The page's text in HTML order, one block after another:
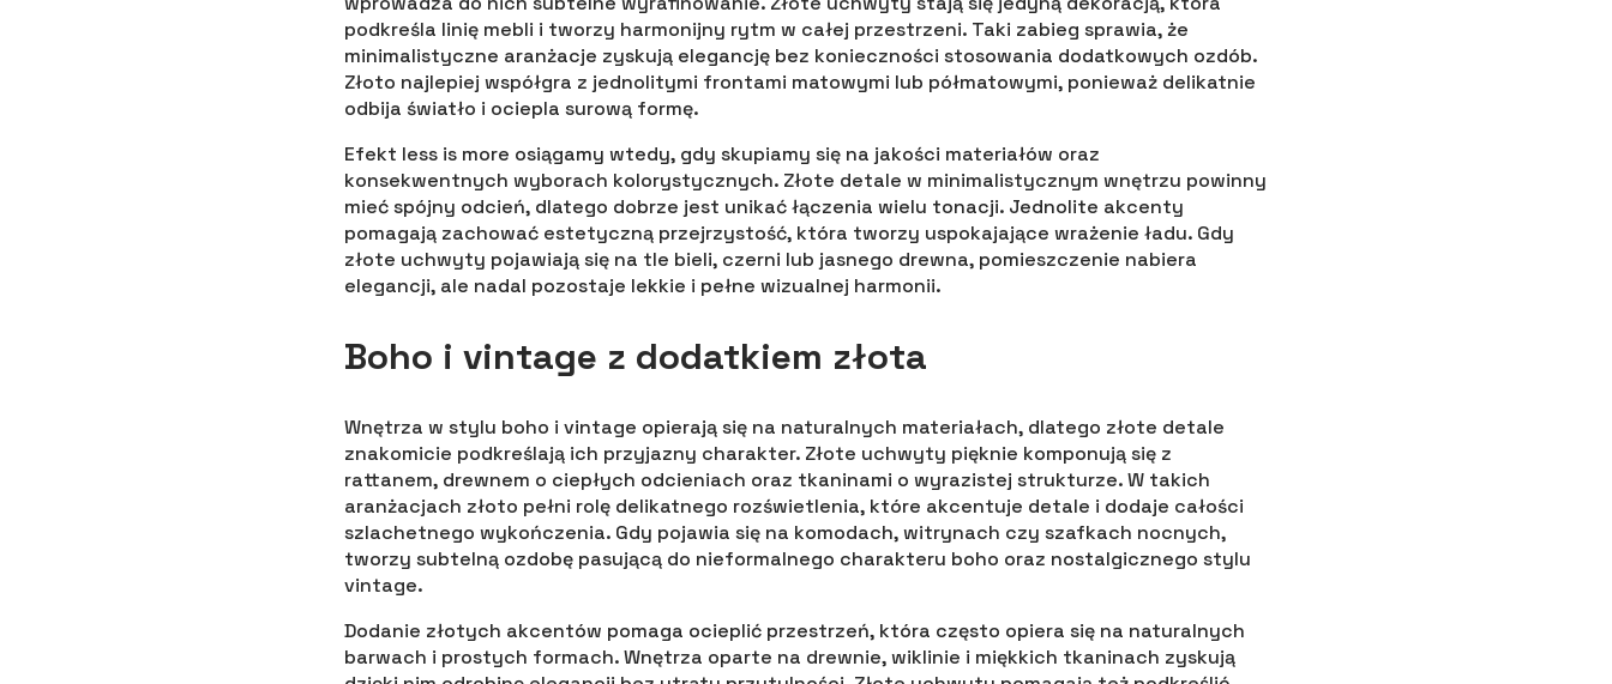
podkreśla linię mebli i tworzy harmonijny rytm w całej przestrzeni. Taki zabieg sprawia, że
minimalistyczne aranżacje zyskują elegancję bez konieczności stosowania dodatkowych ozdób.
Złoto najlepiej współgra z jednolitymi frontami matowymi lub półmatowymi, ponieważ delikatnie
odbija światło i ociepla surową formę.
Efekt less is more osiągamy wtedy, gdy skupiamy się na jakości materiałów oraz
konsekwentnych wyborach kolorystycznych. Złote detale w minimalistycznym wnętrzu powinny
mieć spójny odcień, dlatego dobrze jest unikać łączenia wielu tonacji. Jednolite akcenty
pomagają zachować estetyczną przejrzystość, która tworzy uspokajające wrażenie ładu. Gdy
złote uchwyty pojawiają się na tle bieli, czerni lub jasnego drewna, pomieszczenie nabiera
elegancji, ale nadal pozostaje lekkie i pełne wizualnej harmonii.
Boho i vintage z dodatkiem złota
Wnętrza w stylu boho i vintage opierają się na naturalnych materiałach, dlatego złote detale
znakomicie podkreślają ich przyjazny charakter. Złote uchwyty pięknie komponują się z
rattanem, drewnem o ciepłych odcieniach oraz tkaninami o wyrazistej strukturze. W takich
aranżacjach złoto pełni rolę delikatnego rozświetlenia, które akcentuje detale i dodaje całości
szlachetnego wykończenia. Gdy pojawia się na komodach, witrynach czy szafkach nocnych,
tworzy subtelną ozdobę pasującą do nieformalnego charakteru boho oraz nostalgicznego stylu
vintage.
Dodanie złotych akcentów pomaga ocieplić przestrzeń, która często opiera się na naturalnych
barwach i prostych formach. Wnętrza oparte na drewnie, wiklinie i miękkich tkaninach zyskują